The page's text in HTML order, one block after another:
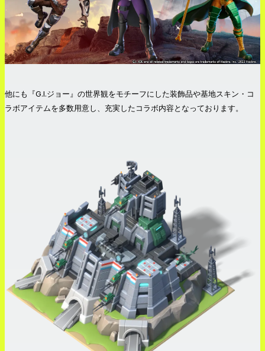
他にも『G.I.ジョー』の世界観をモチーフにした装飾品や基地スキン・コ
ラボアイテムを多数用意し、充実したコラボ内容となっております。